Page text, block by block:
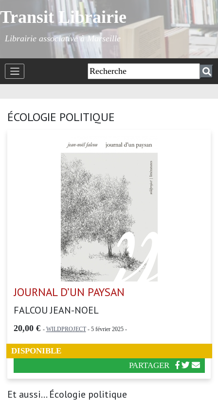
Transit Librairie
Librairie associative à Marseille
ÉCOLOGIE POLITIQUE
JOURNAL D’UN PAYSAN
FALCOU JEAN-NOEL
20,00 € - WILDPROJECT- 5 février 2025 -
DISPONIBLE
PARTAGER
Et aussi... Écologie politique